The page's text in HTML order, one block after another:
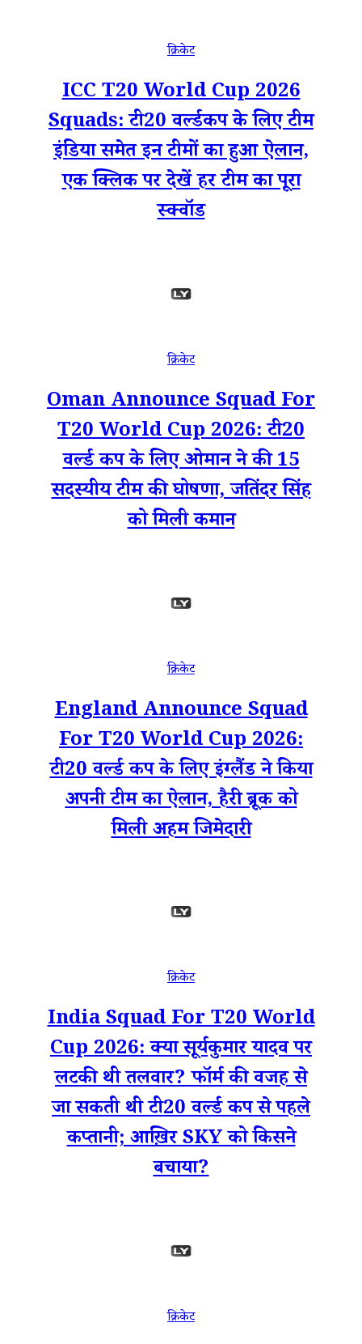
क्रिकेट
ICC T20 World Cup 2026
Squads: टी20 वर्ल्डकप के लिए टीम
इंडिया समेत इन टीमों का हुआ ऐलान,
एक क्लिक पर देखें हर टीम का पूरा
स्क्वॉड
क्रिकेट
Oman Announce Squad For
T20 World Cup 2026: टी20
वर्ल्ड कप के लिए ओमान ने की 15
सदस्यीय टीम की घोषणा, जतिंदर सिंह
को मिली कमान
क्रिकेट
England Announce Squad
For T20 World Cup 2026:
टी20 वर्ल्ड कप के लिए इंग्लैंड ने किया
अपनी टीम का ऐलान, हैरी ब्रूक को
मिली अहम जिमेदारी
क्रिकेट
India Squad For T20 World
Cup 2026: क्या सूर्यकुमार यादव पर
लटकी थी तलवार? फॉर्म की वजह से
जा सकती थी टी20 वर्ल्ड कप से पहले
कप्तानी; आख़िर SKY को किसने
बचाया?
क्रिकेट